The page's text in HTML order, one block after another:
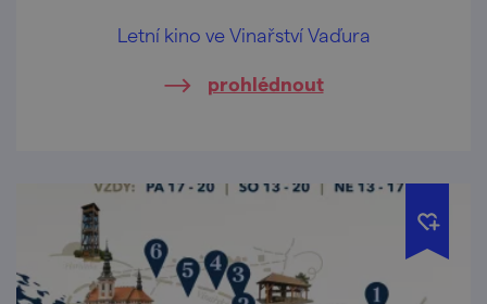
Letní kino ve Vinařství Vaďura
prohlédnout